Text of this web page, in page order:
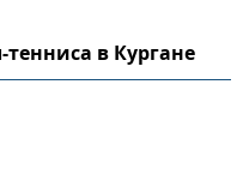
в Кургане